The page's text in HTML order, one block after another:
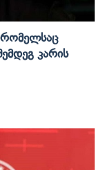
Რომელსაც
Კარის